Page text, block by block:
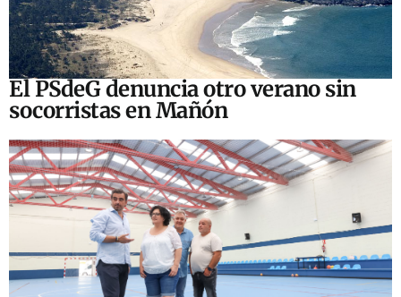
El PSdeG denuncia otro verano sin
socorristas en Mañón